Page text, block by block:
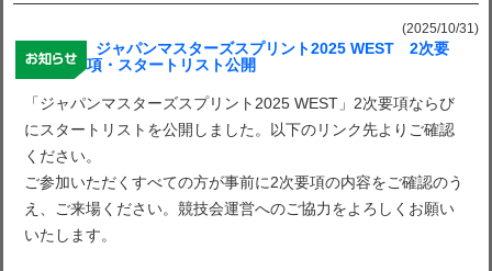
(2025/10/31)
ジャパンマスターズスプリント2025 WEST 2次要
項・スタートリスト公開
「ジャパンマスターズスプリント2025 WEST」2次要項ならび
にスタートリストを公開しました。以下のリンク先よりご確認
ください。
ご参加いただくすべての方が事前に2次要項の内容をご確認のう
え、ご来場ください。競技会運営へのご協力をよろしくお願い
いたします。